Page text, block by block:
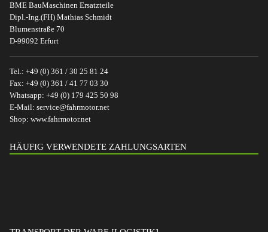
BME BauMaschinen Ersatzteile
Dipl.-Ing.(FH) Mathias Schmidt
Blumenstraße 70
D-99092 Erfurt
Tel.: +49 (0) 361 / 30 25 81 24
Fax: +49 (0) 361 / 41 77 03 30
Whatsapp: +49 (0) 179 425 50 98
E-Mail: service@fahrmotor.net
Shop: www.fahrmotor.net
HÄUFIG VERWENDETE ZAHLUNGSARTEN